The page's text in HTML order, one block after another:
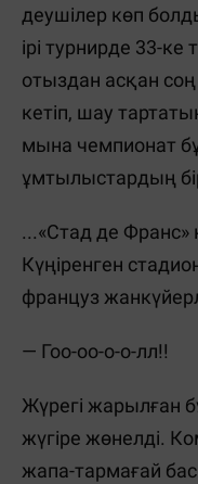
деушілер көп
ірі турнирде 33-
отыздан асқан
кетіп, шау
мына чемпионат
ұмтылыстардың
...«Стад де Франс»
Күңіренген
француз
— Гоо-оо-о-о-лл!!
Жүрегі жарылған
жүгіре жөнелді.
жапа-тармағай